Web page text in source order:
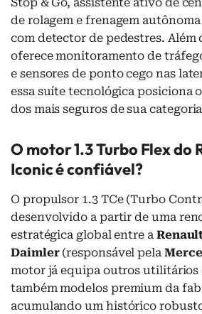
de rolagem e frenagem
com detector de pedestres.
oferece monitoramento de
e sensores de ponto cego nas
essa suíte tecnológica posiciona
dos mais seguros de sua
O motor 1.3 Turbo Flex do
Iconic é confiável?
O propulsor 1.3 TCe (Turbo
desenvolvido a partir de uma
estratégica global entre a
Daimler(responsável pela
motor já equipa outros utilitários
também modelos premium da
acumulando um histórico